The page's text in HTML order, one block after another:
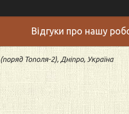
Відгуки про нашу
Тополя-2), Дніпро, Україна